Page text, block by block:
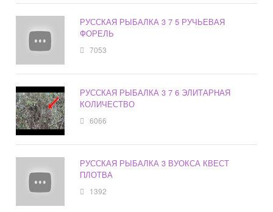
РУССКАЯ РЫБАЛКА 3 7 5 РУЧЬЕВАЯ
ФОРЕЛЬ
7053
РУССКАЯ РЫБАЛКА 3 7 6 ЭЛИТАРНАЯ
КОЛИЧЕСТВО
6066
РУССКАЯ РЫБАЛКА 3 ВУОКСА КВЕСТ
ПЛОТВА
1392